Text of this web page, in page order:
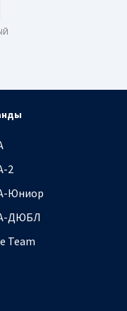
2
Юниор
ДЮБЛ
Team